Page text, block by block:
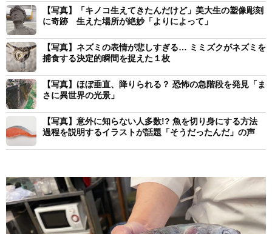
【写真】「キノコ生えてきたんだけど」美大生の塑像彫刻
に奇跡 生えた場所が絶妙「よりによって」
【写真】ネズミの表情が悲しすぎる… ミミズクがネズミを
捕食する決定的瞬間を捉えた１枚
【写真】ほぼ垂直、降りられる？ 恐怖の急階段を発見「ま
さに異世界の光景」
【写真】意外に知らない人多数!? 魚を切り身にする方法
過程を説明するイラストが話題「そうだったんだ」の声